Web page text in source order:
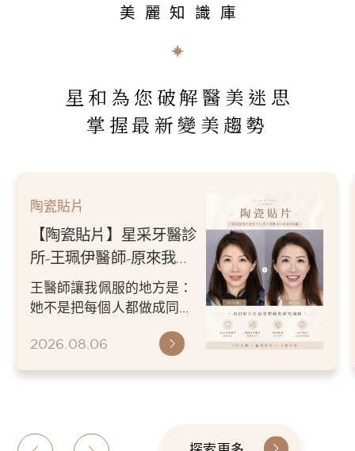
美麗知識庫
星和為您破解醫美迷思
掌握最新變美趨勢
陶瓷貼片
【陶瓷貼片】星采牙醫診
所-王珮伊醫師-原來我的
不愛笑，只是不喜歡自己
原本的牙齒
王醫師讓我佩服的地方是：
她不是把每個人都做成同一
更適合自己的樣子。 現...
2026.08.06